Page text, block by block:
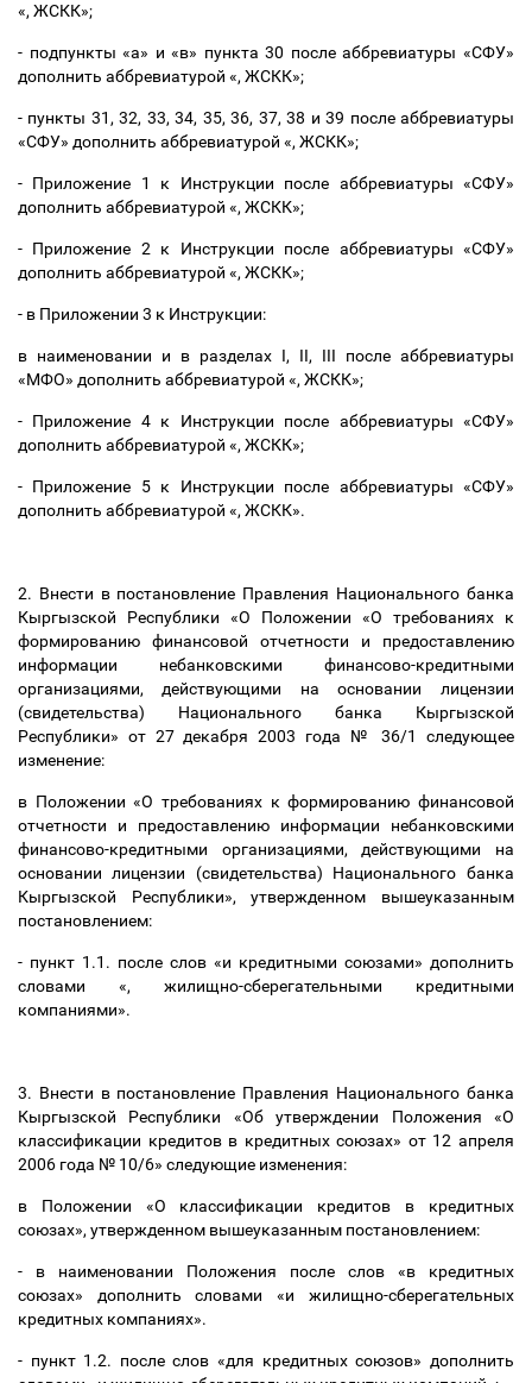
«, ЖСКК»;
- подпункты «а» и «в» пункта 30 после аббревиатуры «СФУ»
дополнить аббревиатурой «, ЖСКК»;
- пункты 31, 32, 33, 34, 35, 36, 37, 38 и 39 после аббревиатуры
«СФУ» дополнить аббревиатурой «, ЖСКК»;
- Приложение 1 к Инструкции после аббревиатуры «СФУ»
дополнить аббревиатурой «, ЖСКК»;
- Приложение 2 к Инструкции после аббревиатуры «СФУ»
дополнить аббревиатурой «, ЖСКК»;
- в Приложении 3 к Инструкции:
в наименовании и в разделах I, II, III
после аббревиатуры
«МФО» дополнить аббревиатурой «, ЖСКК»;
- Приложение 4 к Инструкции после аббревиатуры «СФУ»
дополнить аббревиатурой «, ЖСКК»;
- Приложение 5 к Инструкции после аббревиатуры «СФУ»
дополнить аббревиатурой «, ЖСКК».
2. Внести в постановление Правления Национального банка
Кыргызской Республики «О Положении «О требованиях к
формированию финансовой отчетности и предоставлению
информации небанковскими финансово-кредитными
организациями, действующими на основании лицензии
(свидетельства) Национального банка Кыргызской
Республики» от 27 декабря 2003 года № 36/1 следующее
изменение:
в Положении «О требованиях к формированию финансовой
отчетности и предоставлению информации небанковскими
финансово-кредитными организациями, действующими на
основании лицензии (свидетельства) Национального банка
Кыргызской Республики», утвержденном вышеуказанным
постановлением:
- пункт 1.1. после слов «и кредитными союзами» дополнить
словами «, жилищно-сберегательными кредитными
компаниями».
3. Внести в постановление Правления Национального банка
Кыргызской Республики «Об утверждении Положения «О
классификации кредитов в кредитных союзах» от 12 апреля
2006 года № 10/6» следующие изменения:
в Положении «О классификации кредитов в кредитных
союзах», утвержденном вышеуказанным постановлением:
- в наименовании Положения после слов «в кредитных
союзах» дополнить словами «и жилищно-сберегательных
кредитных компаниях».
- пункт 1.2. после слов «для кредитных союзов» дополнить